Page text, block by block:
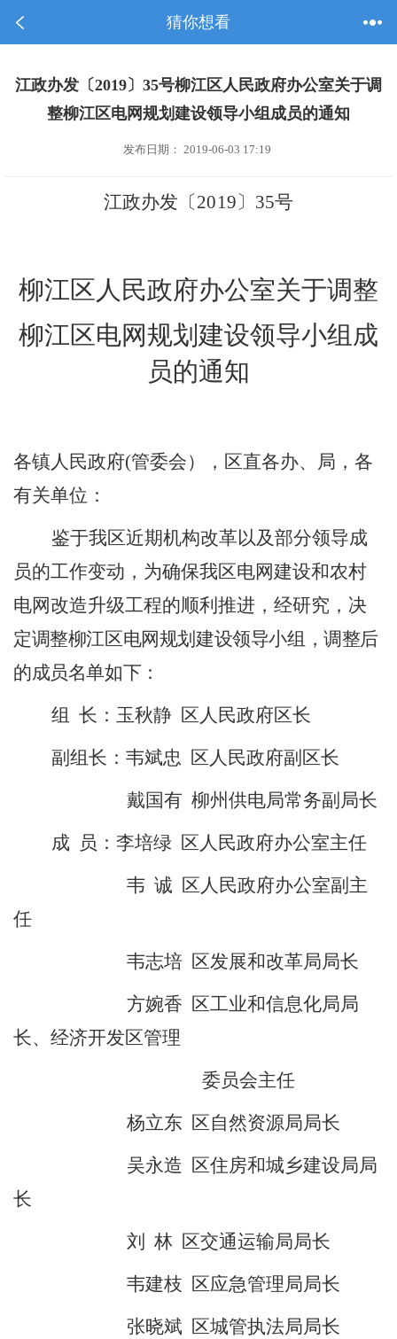
猜你想看
江政办发〔2019〕35号柳江区人民政府办公室关于调
整柳江区电网规划建设领导小组成员的通知
发布日期： 2019-06-03 17:19
江政办发〔2019〕 35号
柳江区 人民政府办公室关于调整
柳江区电网规划建设领导小组成
员的通知
各镇人民政府(管委会） ， 区直各办、局 ， 各
有关单位：
鉴于我区近期机构改革以及部分领导成
员的工作变动 ， 为确保我区电网建设和农村
电网改造升级工程的顺利推进， 经研究， 决
定调整柳江区电网规划建设领导小组，调整后
的成员名单如下：
组 长： 玉秋静 区人民政府区长
副组长： 韦斌忠 区人民政府副 区长
戴国有 柳州供电局常务副局长
成
员： 李培绿 区人民政府办公室主任
韦 诚 区人民政府办公室副 主
任
韦志培 区发展和改革局局长
方婉香 区工业和信息化局局
长、经济开发区管理
委员会主任
杨立东 区自然资源局局长
吴永造 区住房和城乡建设局局
长
刘
林 区交通运输局局长
韦建枝 区应急管理局局长
张晓斌 区城管执法局局长